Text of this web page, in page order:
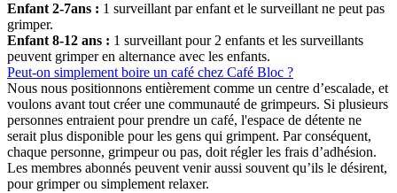
Enfant 2-7ans : 1 surveillant par enfant et le surveillant ne peut pas
grimper.
Enfant 8-12 ans : 1 surveillant pour 2 enfants et les surveillants
peuvent grimper en alternance avec les enfants.
Peut-on simplement boire un café chez Café Bloc ?
Nous nous positionnons entièrement comme un centre d’escalade, et
voulons avant tout créer une communauté de grimpeurs. Si plusieurs
personnes entraient pour prendre un café, l'espace de détente ne
serait plus disponible pour les gens qui grimpent. Par conséquent,
chaque personne, grimpeur ou pas, doit régler les frais d’adhésion.
Les membres abonnés peuvent venir aussi souvent qu’ils le désirent,
pour grimper ou simplement relaxer.